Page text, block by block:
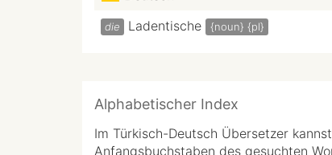
die Ladentische {noun} {pl}
Alphabetischer Index
Im Türkisch-Deutsch Übersetzer
Anfangsbuchstaben des gesuchten